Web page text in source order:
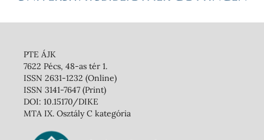
PTE ÁJK
7622 Pécs, 48-as tér 1.
ISSN 2631-1232 (Online)
ISSN 3141-7647 (Print)
DOI: 10.15170/DIKE
MTA IX. Osztály C kategória